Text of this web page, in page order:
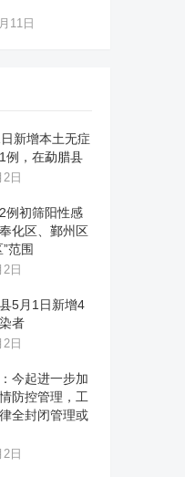
11日
新增本土无症
例，在勐腊县
日
例初筛阳性感
化区、鄞州区
范围
日
5月1日新增4
者
日
今起进一步加
防控管理，工
全封闭管理或
日